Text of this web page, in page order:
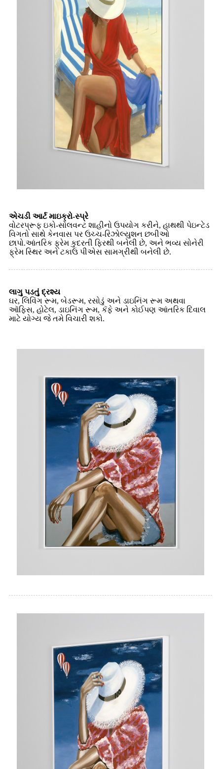
એચડી આર્ટ માઇક્રો-સ્પ્રે
વોટરપ્રૂફ ઇકો-સોલવન્ટ શાહીનો ઉપયોગ કરીને, હાથથી પેઇન્ટેડ
વિગતો સાથે કેનવાસ પર ઉચ્ચ-રિઝોલ્યુશન છબીઓ
છાપો.આંતરિક ફ્રેમ કુદરતી ફિરથી બનેલી છે, અને ભવ્ય સોનેરી
ફ્રેમ સ્થિર અને ટકાઉ પીએસ સામગ્રીથી બનેલી છે.
લાગુ પડતું દ્રશ્ય
ઘર, લિવિંગ રૂમ, બેડરૂમ, રસોડું અને ડાઇનિંગ રૂમ અથવા
ઑફિસ, હોટેલ, ડાઇનિંગ રૂમ, કૅફે અને કોઈપણ આંતરિક દિવાલ
માટે યોગ્ય જે તમે વિચારી શકો.